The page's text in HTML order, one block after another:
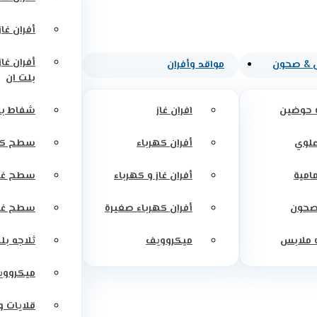
& صحون
حوضين
ملابس
مواقد وأفران
افران غاز
أفران كهرباء
أفران غاز و كهرباء
أفران كهرباء صغيرة
ميكروويف
أفران
أفران
بلت ان
شفاط
سطح
سطح
سطح
ثلاجه